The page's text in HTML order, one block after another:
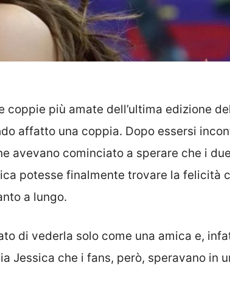
coppie più amate dell’ultima edizione del
affatto una coppia. Dopo essersi
avevano cominciato a sperare che i
potesse finalmente trovare la felicità
a lungo.
di vederla solo come una amica e,
Jessica che i fans, però, speravano in